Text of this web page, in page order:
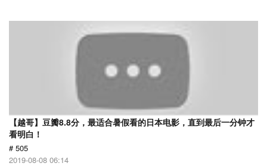
【越哥】豆瓣8.8分，最适合暑假看的日本电影，直到最后一分钟才
看明白！
# 505
2019-08-08 06:14